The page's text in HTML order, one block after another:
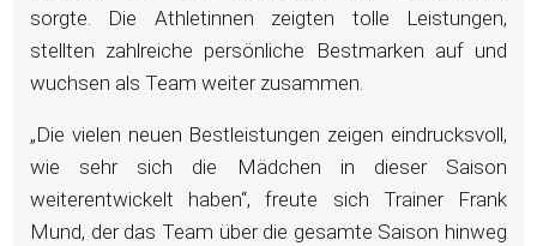
sorgte. Die Athletinnen zeigten tolle Leistungen,
stellten zahlreiche persönliche Bestmarken auf und
wuchsen als Team weiter zusammen.
„Die vielen neuen Bestleistungen zeigen eindrucksvoll,
wie sehr sich die Mädchen in dieser Saison
weiterentwickelt haben“, freute sich Trainer Frank
Mund, der das Team über die gesamte Saison hinweg